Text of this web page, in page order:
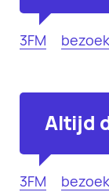
3FM
Altijd
3FM